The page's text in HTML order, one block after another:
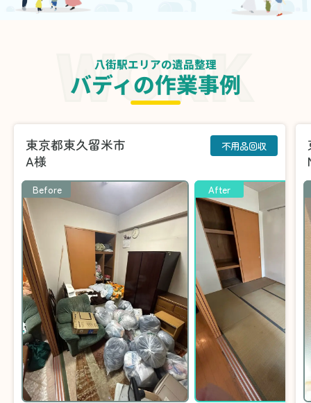
八街駅エリアの遺品整理
バディの作業事例
東京都東久留米市
A様
不用品回収
Before After